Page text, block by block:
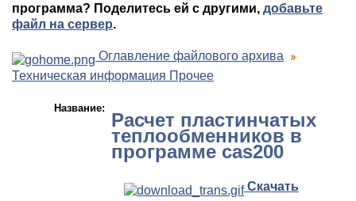
программа? Поделитесь ей с другими, добавьте
файл на сервер.
Оглавление файлового архива
Техническая информация Прочее
Название:
Расчет пластинчатых
теплообменников в
программе cas200
Скачать